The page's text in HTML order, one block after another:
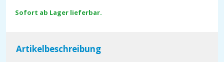
Sofort ab Lager lieferbar.
Artikelbeschreibung